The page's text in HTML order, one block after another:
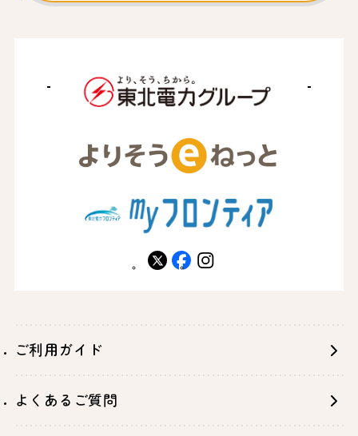
X facebookinstagram
ご利用ガイド
よくあるご質問